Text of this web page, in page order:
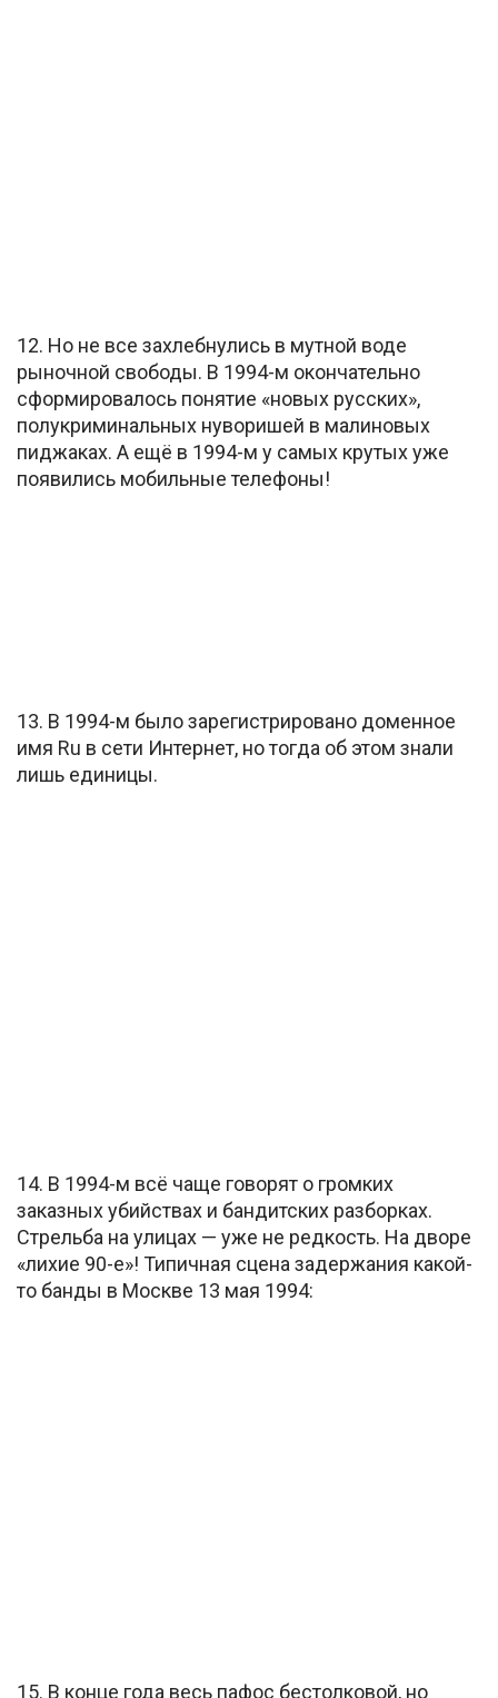
12. Но не все захлебнулись в мутной воде
рыночной свободы. В 1994-м окончательно
сформировалось понятие «новых русских»,
полукриминальных нуворишей в малиновых
пиджаках. А ещё в 1994-м у самых крутых уже
появились мобильные телефоны!
13. В 1994-м было зарегистрировано доменное
имя Ru в сети Интернет, но тогда об этом знали
лишь единицы.
14. В 1994-м всё чаще говорят о громких
заказных убийствах и бандитских разборках.
Стрельба на улицах — уже не редкость. На дворе
«лихие 90-е»! Типичная сцена задержания какой-
то банды в Москве 13 мая 1994:
15. В конце года весь пафос бестолковой, но